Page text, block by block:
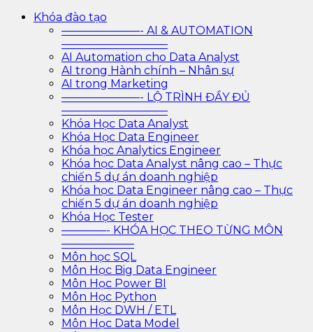
Khóa đào tạo
———————- AI & AUTOMATION
—————————–
AI Automation cho Data Analyst
AI trong Hành chính – Nhân sự
AI trong Marketing
———————- LỘ TRÌNH ĐẦY ĐỦ
—————————–
Khóa Học Data Analyst
Khóa Học Data Engineer
Khóa học Analytics Engineer
Khóa học Data Analyst nâng cao – Thực
chiến 5 dự án doanh nghiệp
Khóa học Data Engineer nâng cao – Thực
chiến 5 dự án doanh nghiệp
Khóa Học Tester
————- KHÓA HỌC THEO TỪNG MÔN
——————–
Môn học SQL
Môn Học Big Data Engineer
Môn Học Power BI
Môn Học Python
Môn Học DWH / ETL
Môn Học Data Model